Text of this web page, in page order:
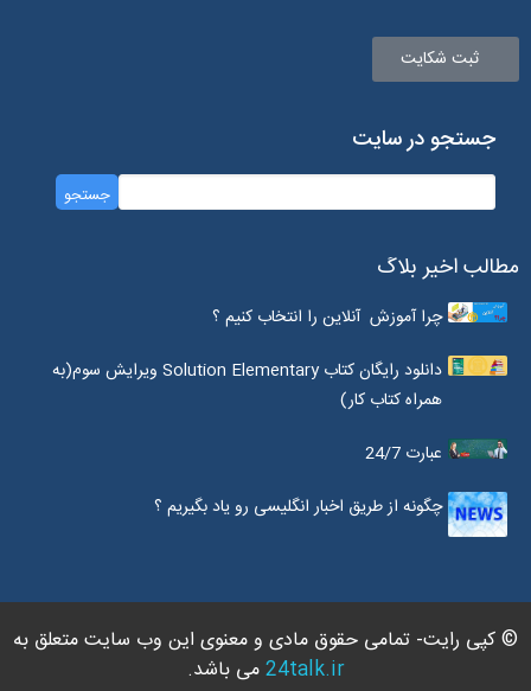
ثبت شکایت
جستجو در سایت
مطالب اخیر بلاگ
چرا آموزش آنلاین را انتخاب کنیم ؟
دانلود رایگان کتاب Solution Elementary ویرایش سوم(به
همراه کتاب کار)
عبارت 24/7
چگونه از طریق اخبار انگلیسی رو یاد بگیریم ؟
© کپی رایت- تمامی حقوق مادی و معنوی این وب سایت متعلق به
24talk.irمی باشد.